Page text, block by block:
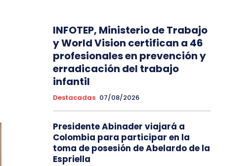
INFOTEP, Ministerio de Trabajo
y World Vision certifican a 46
profesionales en prevención y
erradicación del trabajo
infantil
Destacadas 07/08/2026
Presidente Abinader viajará a
Colombia para participar en la
toma de posesión de Abelardo de la
Espriella